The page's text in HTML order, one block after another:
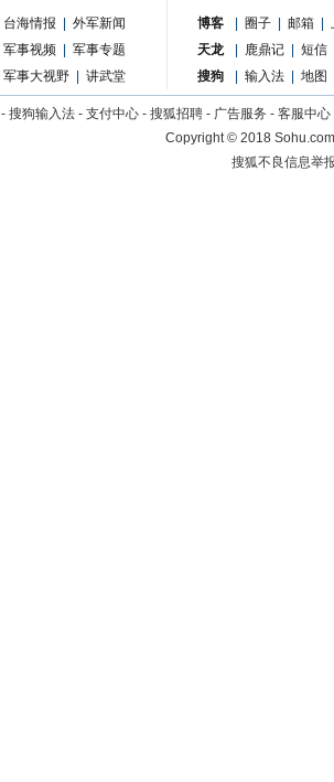
台海情报
外军新闻
军事视频
军事专题
军事大视野 讲武堂
博客 圈子 邮箱
天龙
鹿鼎记
短信
搜狗
输入法 地图
- 搜狗输入法 - 支付中心 - 搜狐招聘 - 广告服务 - 客服中心
Copyright©2018
搜狐不良信息举